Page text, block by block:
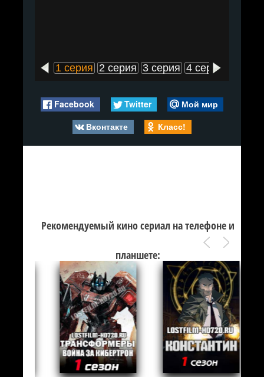
1 серия 2 серия 3 серия 4 серия
Facebook Twitter
Мой мир
Вконтакте
Класс!
Рекомендуемый кино сериал на телефоне и
планшете: